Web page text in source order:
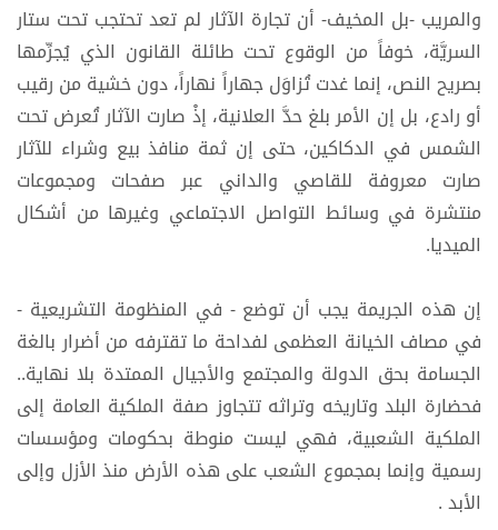
والمريب -بل المخيف- أن تجارة الآثار لم تعد تحتجب تحت ستار
السريَّة، خوفاً من الوقوع تحت طائلة القانون الذي يُجرِّمها
بصريح النص، إنما غدت تُزاوَل جهاراً نهاراً، دون خشية من رقيب
أو رادع، بل إن الأمر بلغ حدَّ العلانية، إذْ صارت الآثار تُعرض تحت
الشمس في الدكاكين، حتى إن ثمة منافذ بيع وشراء للآثار
صارت معروفة للقاصي والداني عبر صفحات ومجموعات
منتشرة في وسائط التواصل الاجتماعي وغيرها من أشكال
الميديا.
إن هذه الجريمة يجب أن توضع - في المنظومة التشريعية -
في مصاف الخيانة العظمى لفداحة ما تقترفه من أضرار بالغة
الجسامة بحق الدولة والمجتمع والأجيال الممتدة بلا نهاية..
فحضارة البلد وتاريخه وتراثه تتجاوز صفة الملكية العامة إلى
الملكية الشعبية، فهي ليست منوطة بحكومات ومؤسسات
رسمية وإنما بمجموع الشعب على هذه الأرض منذ الأزل وإلى
الأبد .